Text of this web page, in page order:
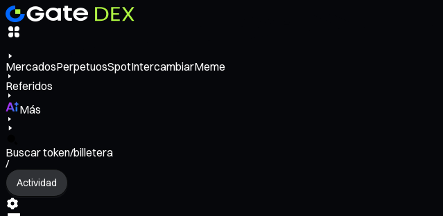
MercadosPerpetuosSpotIntercambiarMeme
Referidos
Más
Buscar token/billetera
/
Actividad